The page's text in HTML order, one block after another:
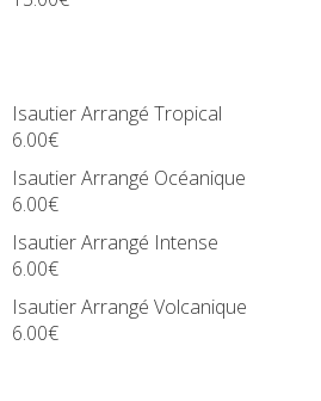
Isautier
6.00€
Isautier Arrangé
6.00€
Isautier
6.00€
Isautier Arrangé
6.00€